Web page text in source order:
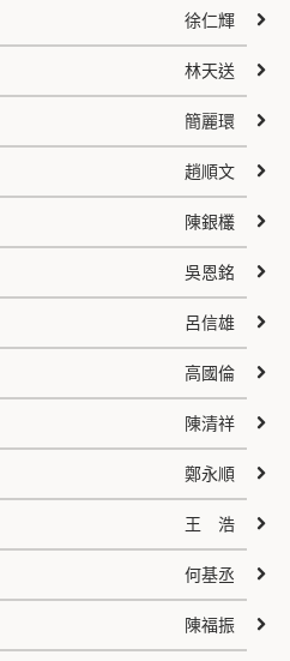
徐仁輝
林天送
簡麗環
趙順文
陳銀欉
吳恩銘
呂信雄
高國倫
陳清祥
鄭永順
王 浩
何基丞
陳福振